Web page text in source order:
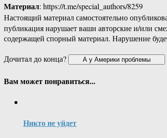
Материал: https://t.me/special_authors/8259
Настоящий материал самостоятельно
публикация нарушает ваши авторские и/или
содержащей спорный материал. Нарушение
Дочитал до конца?
Вам может понравиться...
Никто не уйдет